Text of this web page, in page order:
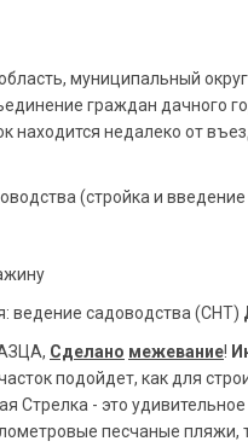
муниципальный
граждан дачного
находится недалеко от
(стройка и
ведение садоводства (СНТ)
Сделано межевание!
подойдет, как для
Стрелка - это
песчаные пляжи,